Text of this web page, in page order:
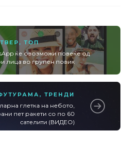
, ТОП
ќе овозможи повеќе од
лица во групен повик
, ТРЕНДИ
глетка на небото,
пет ракети со по 60
сателити (ВИДЕО)